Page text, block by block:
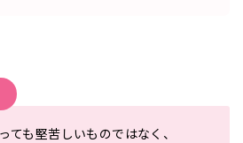
ても堅苦しいものではなく、